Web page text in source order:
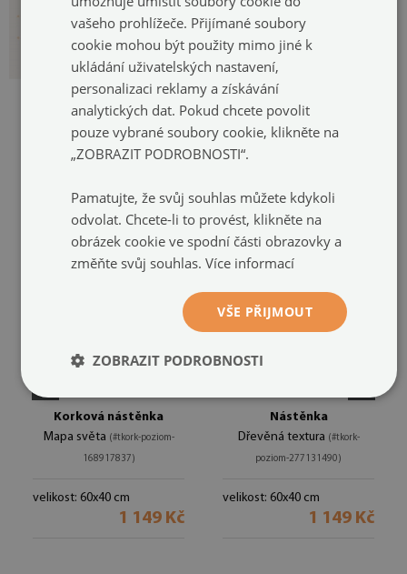
DOPORUČENÉ PRODUKTY
Korková nástěnka
Mapa světa (#tkork-poziom-
168917837)
velikost: 60x40 cm
1 149 Kč
Nástěnka
Dřevěná textura (#tkork-
poziom-277131490)
velikost: 60x40 cm
1 149 Kč
vašeho prohlížeče. Přijímané soubory
cookie mohou být použity mimo jiné k
ukládání uživatelských nastavení,
personalizaci reklamy a získávání
analytických dat. Pokud chcete povolit
pouze vybrané soubory cookie, klikněte na
„ZOBRAZIT PODROBNOSTI“.
Pamatujte, že svůj souhlas můžete kdykoli
odvolat. Chcete-li to provést, klikněte na
obrázek cookie ve spodní části obrazovky a
změňte svůj souhlas. Více informací
VŠE PŘIJMOUT
ZOBRAZIT PODROBNOSTI